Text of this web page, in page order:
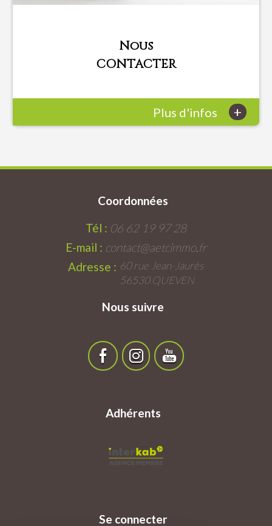
Nous
CONTACTER
Plus d'infos +
Coordonnées
Tél : 06 62 19 97 28
E-mail : contact@aetcimmo.fr
Adresse : 60 rue Jean-Jaurès
56530 QUEVEN
Nous suivre
Adhérents
Se connecter